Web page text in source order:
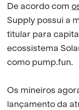
De acordo com
Supply possui a
titular para
ecossistema
como pump.fun.
Os mineiros
lançamento da